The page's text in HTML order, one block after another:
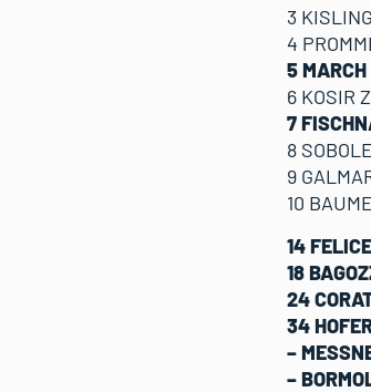
3
4
5
6 KOSIR
7
8
9
10
14
18
24
34
–
–